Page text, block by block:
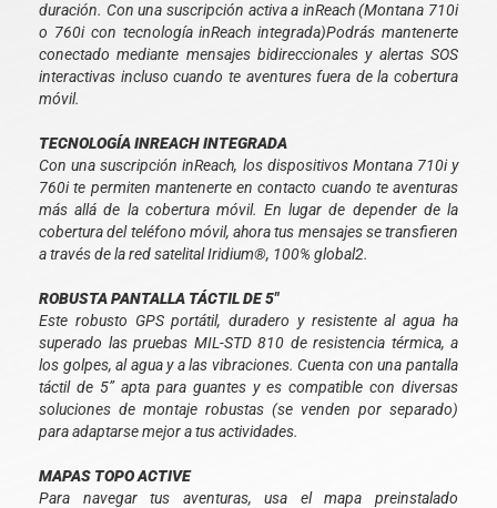
duración. Con una suscripción activa a inReach (Montana 710i
o 760i con tecnología inReach integrada)Podrás mantenerte
conectado mediante mensajes bidireccionales y alertas SOS
interactivas incluso cuando te aventures fuera de la cobertura
móvil.
TECNOLOGÍA INREACH INTEGRADA
Con una suscripción inReach, los dispositivos Montana 710i y
760i te permiten mantenerte en contacto cuando te aventuras
más allá de la cobertura móvil. En lugar de depender de la
cobertura del teléfono móvil, ahora tus mensajes se transfieren
a través de la red satelital Iridium®, 100% global2.
ROBUSTA PANTALLA TÁCTIL DE 5"
Este robusto GPS portátil, duradero y resistente al agua ha
superado las pruebas MIL-STD 810 de resistencia térmica, a
los golpes, al agua y a las vibraciones. Cuenta con una pantalla
táctil de 5” apta para guantes y es compatible con diversas
soluciones de montaje robustas (se venden por separado)
para adaptarse mejor a tus actividades.
MAPAS TOPO ACTIVE
Para navegar tus aventuras, usa el mapa preinstalado